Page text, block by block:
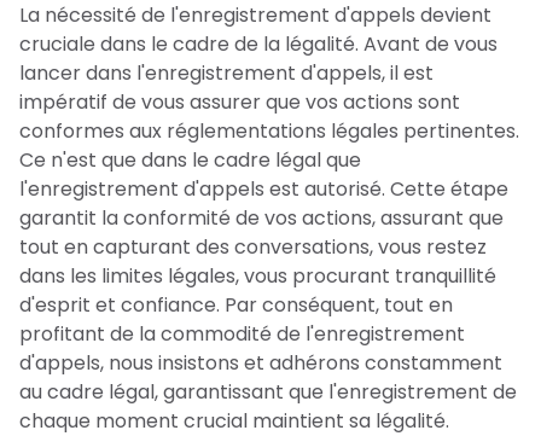
La nécessité de l'enregistrement d'appels devient
cruciale dans le cadre de la légalité. Avant de vous
lancer dans l'enregistrement d'appels, il est
impératif de vous assurer que vos actions sont
conformes aux réglementations légales pertinentes.
Ce n'est que dans le cadre légal que
l'enregistrement d'appels est autorisé. Cette étape
garantit la conformité de vos actions, assurant que
tout en capturant des conversations, vous restez
dans les limites légales, vous procurant tranquillité
d'esprit et confiance. Par conséquent, tout en
profitant de la commodité de l'enregistrement
d'appels, nous insistons et adhérons constamment
au cadre légal, garantissant que l'enregistrement de
chaque moment crucial maintient sa légalité.